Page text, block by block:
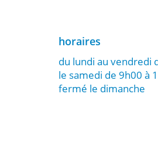
horaires
du lundi au vendredi
le samedi de 9h00 à
fermé le dimanche